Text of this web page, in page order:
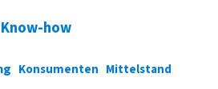
Know-how
Konsumenten Mittelstand